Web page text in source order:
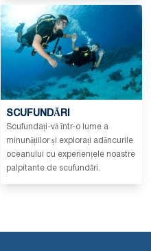
SCUFUNDĂRI
Scufundați-vă într-o lume a
minunățiilor și explorați adâncurile
oceanului cu experiențele noastre
palpitante de scufundări.